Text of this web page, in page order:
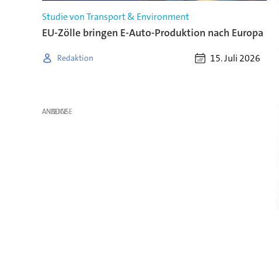
Studie von Transport & Environment
EU-Zölle bringen E-Auto-Produktion nach Europa
Redaktion 15. Juli 2026
ANZEIGE